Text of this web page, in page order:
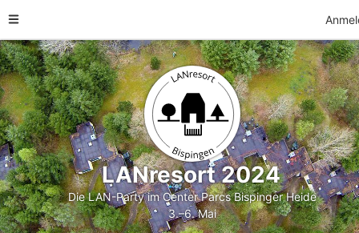
LANresort 2024
Die LAN-Party im Center Parcs Bispinger Heide
3.–6. Mai